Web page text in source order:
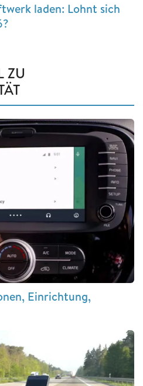
laden: Lohnt sich
ZU
Einrichtung,